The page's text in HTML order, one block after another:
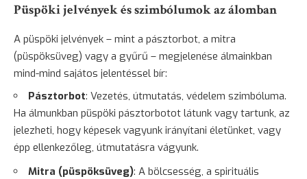
Püspöki jelvények és szimbólumok az álomban
A püspöki jelvények – mint a pásztorbot, a mitra
(püspöksüveg) vagy a gyűrű – megjelenése álmainkban
mind-mind sajátos jelentéssel bír:
Pásztorbot: Vezetés, útmutatás, védelem szimbóluma.
Ha álmunkban püspöki pásztorbotot látunk vagy tartunk, az
jelezheti, hogy képesek vagyunk irányítani életünket, vagy
épp ellenkezőleg, útmutatásra vágyunk.
Mitra (püspöksüveg): A bölcsesség, a spirituális